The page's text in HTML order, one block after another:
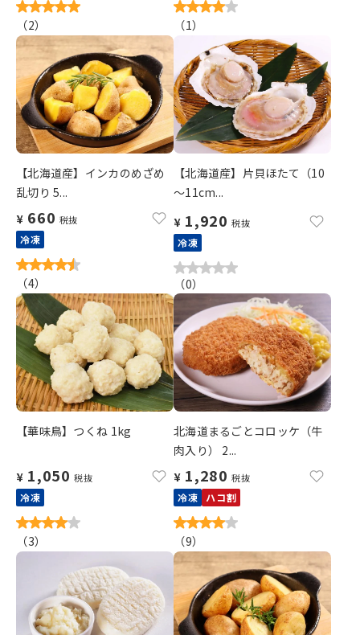
（2） （1）
【北海道産】インカのめざめ
乱切り 5...
¥ 660 税抜
冷凍
（4）
【北海道産】片貝ほたて（10
～11cm...
¥ 1,920 税抜
冷凍
（0）
【華味鳥】つくね 1kg
¥ 1,050 税抜
冷凍
（3）
北海道まるごとコロッケ（牛
肉入り） 2...
¥ 1,280 税抜
冷凍 ハコ割
（9）